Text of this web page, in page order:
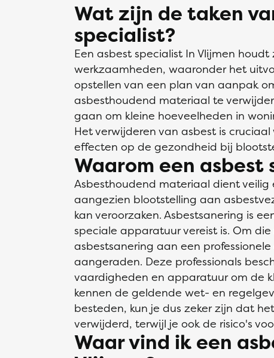
Wat zijn de taken
specialist?
Een asbest specialist In Vlijmen
werkzaamheden, waaronder het
opstellen van een plan van aanpak
asbesthoudend materiaal te
gaan om kleine hoeveelheden in
Het verwijderen van asbest is
effecten op de gezondheid bij
Waarom een
Asbesthoudend materiaal dient
aangezien blootstelling aan
kan veroorzaken. Asbestsanering is
speciale apparatuur vereist is. Om
asbestsanering aan een
aangeraden. Deze professionals
vaardigheden en apparatuur om de
kennen de geldende wet- en
besteden, kun je dus zeker zijn dat
verwijderd, terwijl je ook de risico's
Waar vind ik een